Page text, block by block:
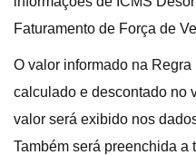
Faturamento de Força de
O valor informado na
calculado e descontado no
valor será exibido nos
Também será preenchida a